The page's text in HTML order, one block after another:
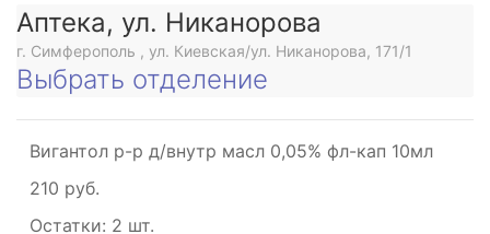
Аптека, ул. Никанорова
г. Симферополь , ул. Киевская/ул. Никанорова, 171/1
Выбрать отделение
Вигантол р-р д/внутр масл 0,05% фл-кап 10мл
210 руб.
Остатки: 2 шт.